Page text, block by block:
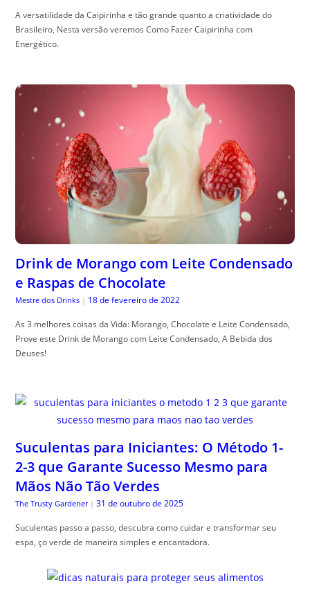
A versatilidade da Caipirinha e tão grande quanto a criatividade do
Brasileiro, Nesta versão veremos Como Fazer Caipirinha com
Energético.
Drink de Morango com Leite Condensado
e Raspas de Chocolate
Mestre dos Drinks | 18 de fevereiro de 2022
As 3 melhores coisas da Vida: Morango, Chocolate e Leite Condensado,
Prove este Drink de Morango com Leite Condensado, A Bebida dos
Deuses!
Suculentas para Iniciantes: O Método 1-
2-3 que Garante Sucesso Mesmo para
Mãos Não Tão Verdes
The Trusty Gardener | 31 de outubro de 2025
Suculentas passo a passo, descubra como cuidar e transformar seu
espa, ço verde de maneira simples e encantadora.